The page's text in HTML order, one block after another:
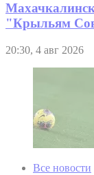
"Крыльям
20:30, 4 авг 2026
Все новости